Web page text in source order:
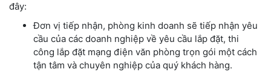
đây:
Đơn vị tiếp nhận, phòng kinh doanh sẽ tiếp nhận yêu
cầu của các doanh nghiệp về yêu cầu lắp đặt, thi
công lắp đặt mạng điện văn phòng trọn gói một cách
tận tâm và chuyên nghiệp của quý khách hàng.